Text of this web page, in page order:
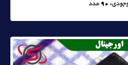
90 عدد